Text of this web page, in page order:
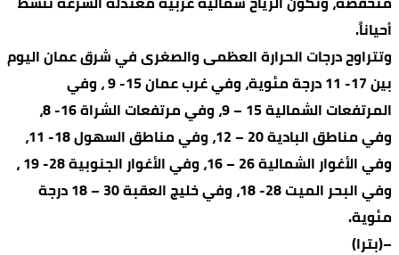
أحياناً.
وتتراوح درجات الحرارة العظمى والصغرى في شرق عمان اليوم
بين 17- 11 درجة مئوية، وفي غرب عمان 15- 9 ، وفي
المرتفعات الشمالية 15 – 9، وفي مرتفعات الشراة 16- 8،
وفي مناطق البادية 20 – 12، وفي مناطق السهول 18- 11،
وفي الأغوار الشمالية 26 – 16، وفي الأغوار الجنوبية 28- 19 ،
وفي البحر الميت 28- 18، وفي خليج العقبة 30 – 18 درجة
مئوية.
–(بترا)